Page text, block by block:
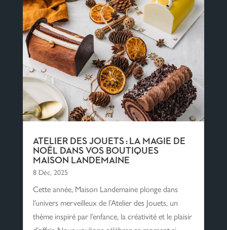
ATELIER DES JOUETS : LA MAGIE DE
NOËL DANS VOS BOUTIQUES
MAISON LANDEMAINE
8 Déc, 2025
Cette année, Maison Landemaine plonge dans
l’univers merveilleux de l’Atelier des Jouets, un
thème inspiré par l’enfance, la créativité et le plaisir